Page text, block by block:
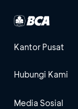
Kantor Pusat
Hubungi Kami
Media Sosial